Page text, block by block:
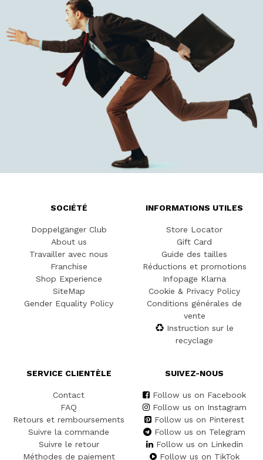
SOCIÉTÉ
Doppelgänger Club
About us
Travailler avec nous
Franchise
Shop Experience
SiteMap
Gender Equality Policy
INFORMATIONS UTILES
Store Locator
Gift Card
Guide des tailles
Réductions et promotions
Infopage Klarna
Cookie & Privacy Policy
Conditions générales de
vente
Instruction sur le
recyclage
SERVICE CLIENTÈLE
Contact
FAQ
Retours et remboursements
Suivre la commande
Suivre le retour
Méthodes de paiement
SUIVEZ-NOUS
Follow us on Facebook
Follow us on Instagram
Follow us on Pinterest
Follow us on Telegram
Follow us on Linkedin
Follow us on TikTok